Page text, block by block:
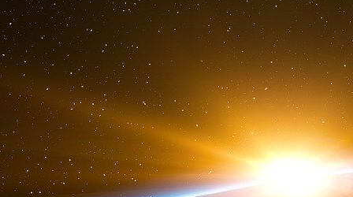
Présidentielle : l’absence de
débat démocratique ?